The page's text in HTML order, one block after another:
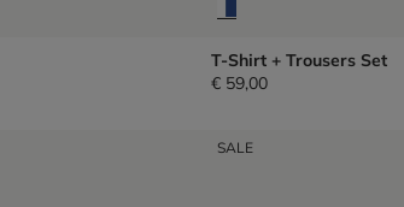
T-Shirt + Trousers Set
€ 59,00
SALE